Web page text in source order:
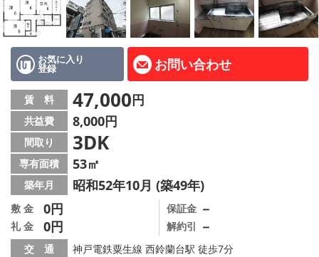
地図から探す
店舗情報·アクセス
会社概要
メールでお問い合わせ
お気に入り
登録 お問い合わせ
賃 料 47,000円
共益費 8,000円
間取り 3DK
専有面積 53㎡
築年月 昭和52年10月 (築49年)
敷 金 0円
礼 金 0円
保証金 －
解約引 －
交 通
神戸電鉄粟生線 西鈴蘭台駅 徒歩7分